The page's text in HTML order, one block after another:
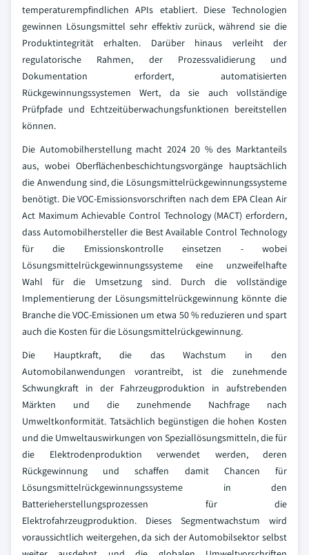
temperaturempfindlichen APIs etabliert. Diese Technologien
gewinnen Lösungsmittel sehr effektiv zurück, während sie die
Produktintegrität erhalten. Darüber hinaus verleiht der
regulatorische Rahmen, der Prozessvalidierung und
Dokumentation erfordert, automatisierten
Rückgewinnungssystemen Wert, da sie auch vollständige
Prüfpfade und Echtzeitüberwachungsfunktionen bereitstellen
können.
Die Automobilherstellung macht 2024 20 % des Marktanteils
aus, wobei Oberflächenbeschichtungsvorgänge hauptsächlich
die Anwendung sind, die Lösungsmittelrückgewinnungssysteme
benötigt. Die VOC-Emissionsvorschriften nach dem EPA Clean Air
Act Maximum Achievable Control Technology (MACT) erfordern,
dass Automobilhersteller die Best Available Control Technology
für die Emissionskontrolle einsetzen - wobei
Lösungsmittelrückgewinnungssysteme eine unzweifelhafte
Wahl für die Umsetzung sind. Durch die vollständige
Implementierung der Lösungsmittelrückgewinnung könnte die
Branche die VOC-Emissionen um etwa 50 % reduzieren und spart
auch die Kosten für die Lösungsmittelrückgewinnung.
Die Hauptkraft, die das Wachstum in den
Automobilanwendungen vorantreibt, ist die zunehmende
Schwungkraft in der Fahrzeugproduktion in aufstrebenden
Märkten und die zunehmende Nachfrage nach
Umweltkonformität. Tatsächlich begünstigen die hohen Kosten
und die Umweltauswirkungen von Speziallösungsmitteln, die für
die Elektrodenproduktion verwendet werden, deren
Rückgewinnung und schaffen damit Chancen für
Lösungsmittelrückgewinnungssysteme in den
Batterieherstellungsprozessen für die
Elektrofahrzeugproduktion. Dieses Segmentwachstum wird
voraussichtlich weitergehen, da sich der Automobilsektor selbst